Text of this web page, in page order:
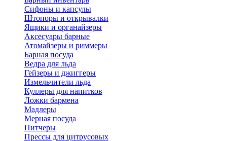
Сифоны и капсулы
Штопоры и открывалки
Ящики и органайзеры
Аксесуары барные
Атомайзеры и риммеры
Барная посуда
Ведра для льда
Гейзеры и джиггеры
Измельчители льда
Куллеры для напитков
Ложки бармена
Мадлеры
Мерная посуда
Питчеры
Прессы для цитрусовых